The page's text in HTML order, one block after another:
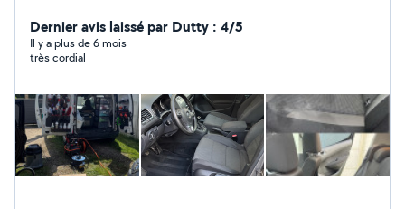
Dernier avis laissé par Dutty : 4/5
Il y a plus de 6 mois
très cordial